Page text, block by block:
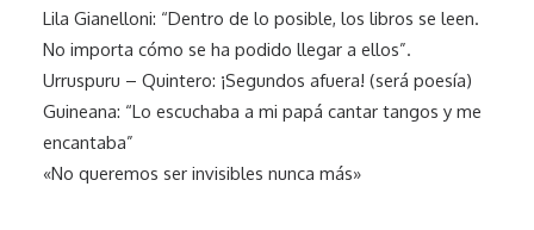
Lila Gianelloni: “Dentro de lo posible, los libros se leen.
No importa cómo se ha podido llegar a ellos”.
Urruspuru – Quintero: ¡Segundos afuera! (será poesía)
Guineana: “Lo escuchaba a mi papá cantar tangos y me
encantaba”
«No queremos ser invisibles nunca más»